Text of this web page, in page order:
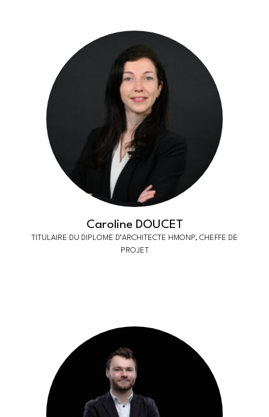
Caroline DOUCET
TITULAIRE DU DIPLOME D’ARCHITECTE HMONP, CHEFFE DE
PROJET